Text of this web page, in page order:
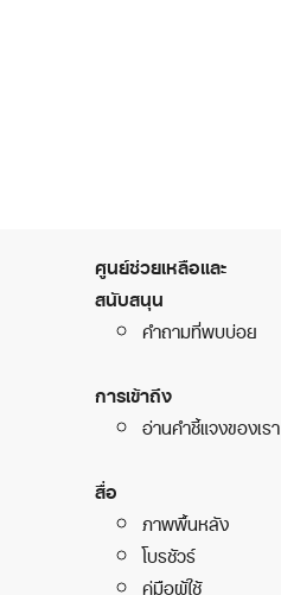
ศูนย์ช่วยเหลือและ
สนับสนุน
คำถามที่พบบ่อย
การเข้าถึง
อ่านคำชี้แจงของเรา
สื่อ
ภาพพื้นหลัง
โบรชัวร์
คู่มือผู้ใช้